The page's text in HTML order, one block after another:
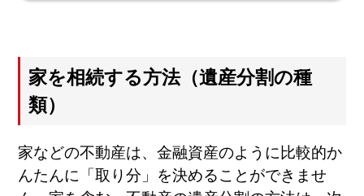
家を相続する方法（遺産分割の種
類）
家などの不動産は、金融資産のように比較的か
んたんに「取り分」を決めることができませ